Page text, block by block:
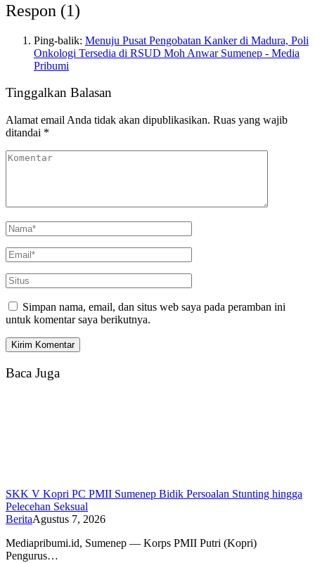
Respon (1)
Ping-balik: Menuju Pusat Pengobatan Kanker di Madura, Poli
Onkologi Tersedia di RSUD Moh Anwar Sumenep - Media
Pribumi
Tinggalkan Balasan
Alamat email Anda tidak akan dipublikasikan. Ruas yang wajib
ditandai *
Simpan nama, email, dan situs web saya pada peramban ini
untuk komentar saya berikutnya.
Baca Juga
SKK V Kopri PC PMII Sumenep Bidik Persoalan Stunting hingga
Pelecehan Seksual
BeritaAgustus 7, 2026
Mediapribumi.id, Sumenep — Korps PMII Putri (Kopri)
Pengurus…